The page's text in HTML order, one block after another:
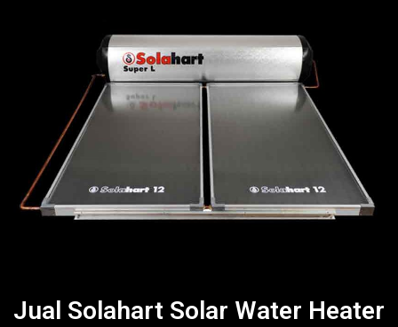
Jual Solahart Solar Water Heater